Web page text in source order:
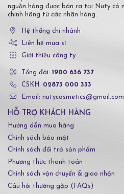
nguồn hàng được bán ra tại Nuty có
chính hãng từ các nhãn hàng.
Hệ thống chi nhánh
Liên hệ mua sỉ
Giới thiệu công ty
Tổng đài: 1900 636 737
CSKH: 02873 000 333
Email: nutycosmetics@gmail.com
HỖ TRỢ KHÁCH HÀNG
Hướng dẫn mua hàng
Chính sách bảo mật
Chính sách đổi trả sản phẩm
Phương thức thanh toán
Chính sách vận chuyển & giao nhận
Câu hỏi thường gặp (FAQs)